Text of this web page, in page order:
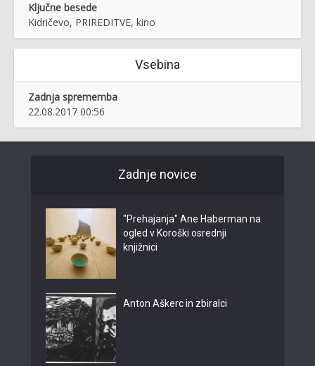
Ključne besede
Kidričevo, PRIREDITVE, kino
Vsebina
Zadnja sprememba
22.08.2017 00:56
Zadnje novice
"Prehajanja" Ane Haberman na
ogled v Koroški osrednji
knjižnici
Anton Aškerc in zbiralci